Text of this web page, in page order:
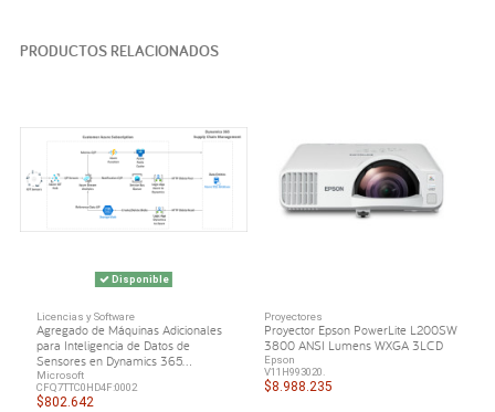
PRODUCTOS RELACIONADOS
Disponible
Licencias y Software
Agregado de Máquinas Adicionales
para Inteligencia de Datos de
Sensores en Dynamics 365...
Microsoft
CFQ7TTC0HD4F:0002
$802.642
Proyectores
Proyector Epson PowerLite L200SW
3800 ANSI Lumens WXGA 3LCD
Epson
V11H993020.
$8.988.235